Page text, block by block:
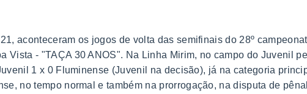
aconteceram os jogos de volta das semifinais do 28º
Vista - "TAÇA 30 ANOS". Na Linha Mirim, no campo do Juvenil
1 x 0 Fluminense (Juvenil na decisão), já na categoria
no tempo normal e também na prorrogação, na disputa de